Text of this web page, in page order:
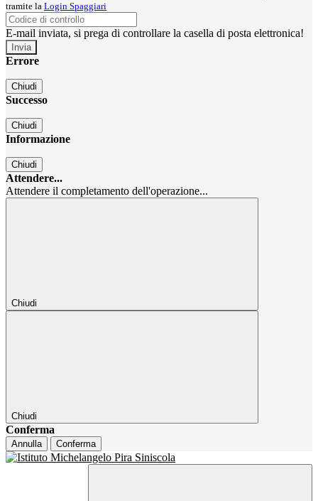
tramite la Login Spaggiari
E-mail inviata, si prega di controllare la casella di posta elettronica!
Errore
Chiudi
Successo
Chiudi
Informazione
Chiudi
Attendere...
Attendere il completamento dell'operazione...
Chiudi
Chiudi
Conferma
Annulla Conferma